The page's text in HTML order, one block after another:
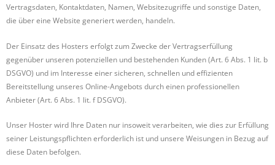
Vertragsdaten, Kontaktdaten, Namen, Websitezugriffe und sonstige Daten,
die über eine Website generiert werden, handeln.
Der Einsatz des Hosters erfolgt zum Zwecke der Vertragserfüllung
gegenüber unseren potenziellen und bestehenden Kunden (Art. 6 Abs. 1 lit. b
DSGVO) und im Interesse einer sicheren, schnellen und effizienten
Bereitstellung unseres Online-Angebots durch einen professionellen
Anbieter (Art. 6 Abs. 1 lit. f DSGVO).
Unser Hoster wird Ihre Daten nur insoweit verarbeiten, wie dies zur Erfüllung
seiner Leistungspflichten erforderlich ist und unsere Weisungen in Bezug auf
diese Daten befolgen.